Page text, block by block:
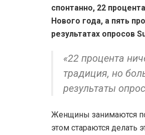
спонтанно, 22
Нового года, а пять
результатах опросов
«22 процента
традиция, но
результаты
Женщины занимаются
этом стараются делать